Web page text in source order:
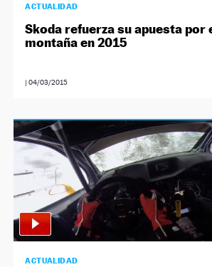
ACTUALIDAD
Skoda refuerza su apuesta por
montaña en 2015
|04/03/2015
ACTUALIDAD